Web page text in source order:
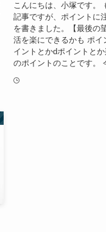
こんにちは、小塚です。
記事ですが、ポイントに
を書きました。【最後の
活を楽にできるかも ポイ
イントとかdポイントと
のポイントのことです。